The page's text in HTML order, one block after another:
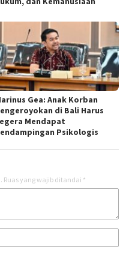
Gea: Anak Korban
di Bali Harus
Mendapat
Psikologis
Ruas yang wajib ditandai *